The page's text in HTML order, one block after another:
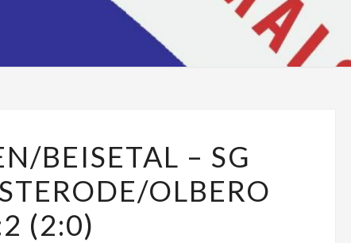
FULDALÖWEN/BEISETAL
–
SG
ASTERODE/CHRISTERODE/OLBERODE
BEISETAL – SG
OLBERO
(2:0)